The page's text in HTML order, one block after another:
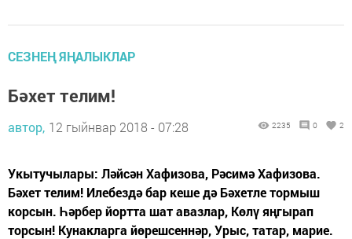
СЕЗНЕҢ ЯҢАЛЫКЛАР
Бәхет телим!
автор, 12 гыйнвар 2018 - 07:28 2235 0 2
Укытучылары: Ләйсән Хафизова, Рәсимә Хафизова.
Бәхет телим! Илебездә бар кеше дә Бәхетле тормыш
корсын. Һәрбер йортта шат авазлар, Көлү яңгырап
торсын! Кунакларга йөрешсеннәр, Урыс, татар, марие.